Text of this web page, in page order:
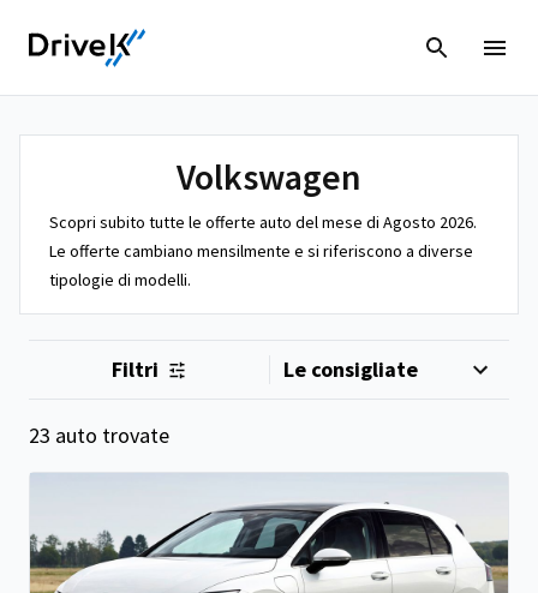
Volkswagen
Scopri subito tutte le offerte auto del mese di Agosto 2026.
Le offerte cambiano mensilmente e si riferiscono a diverse
tipologie di modelli.
Filtri
23 auto trovate